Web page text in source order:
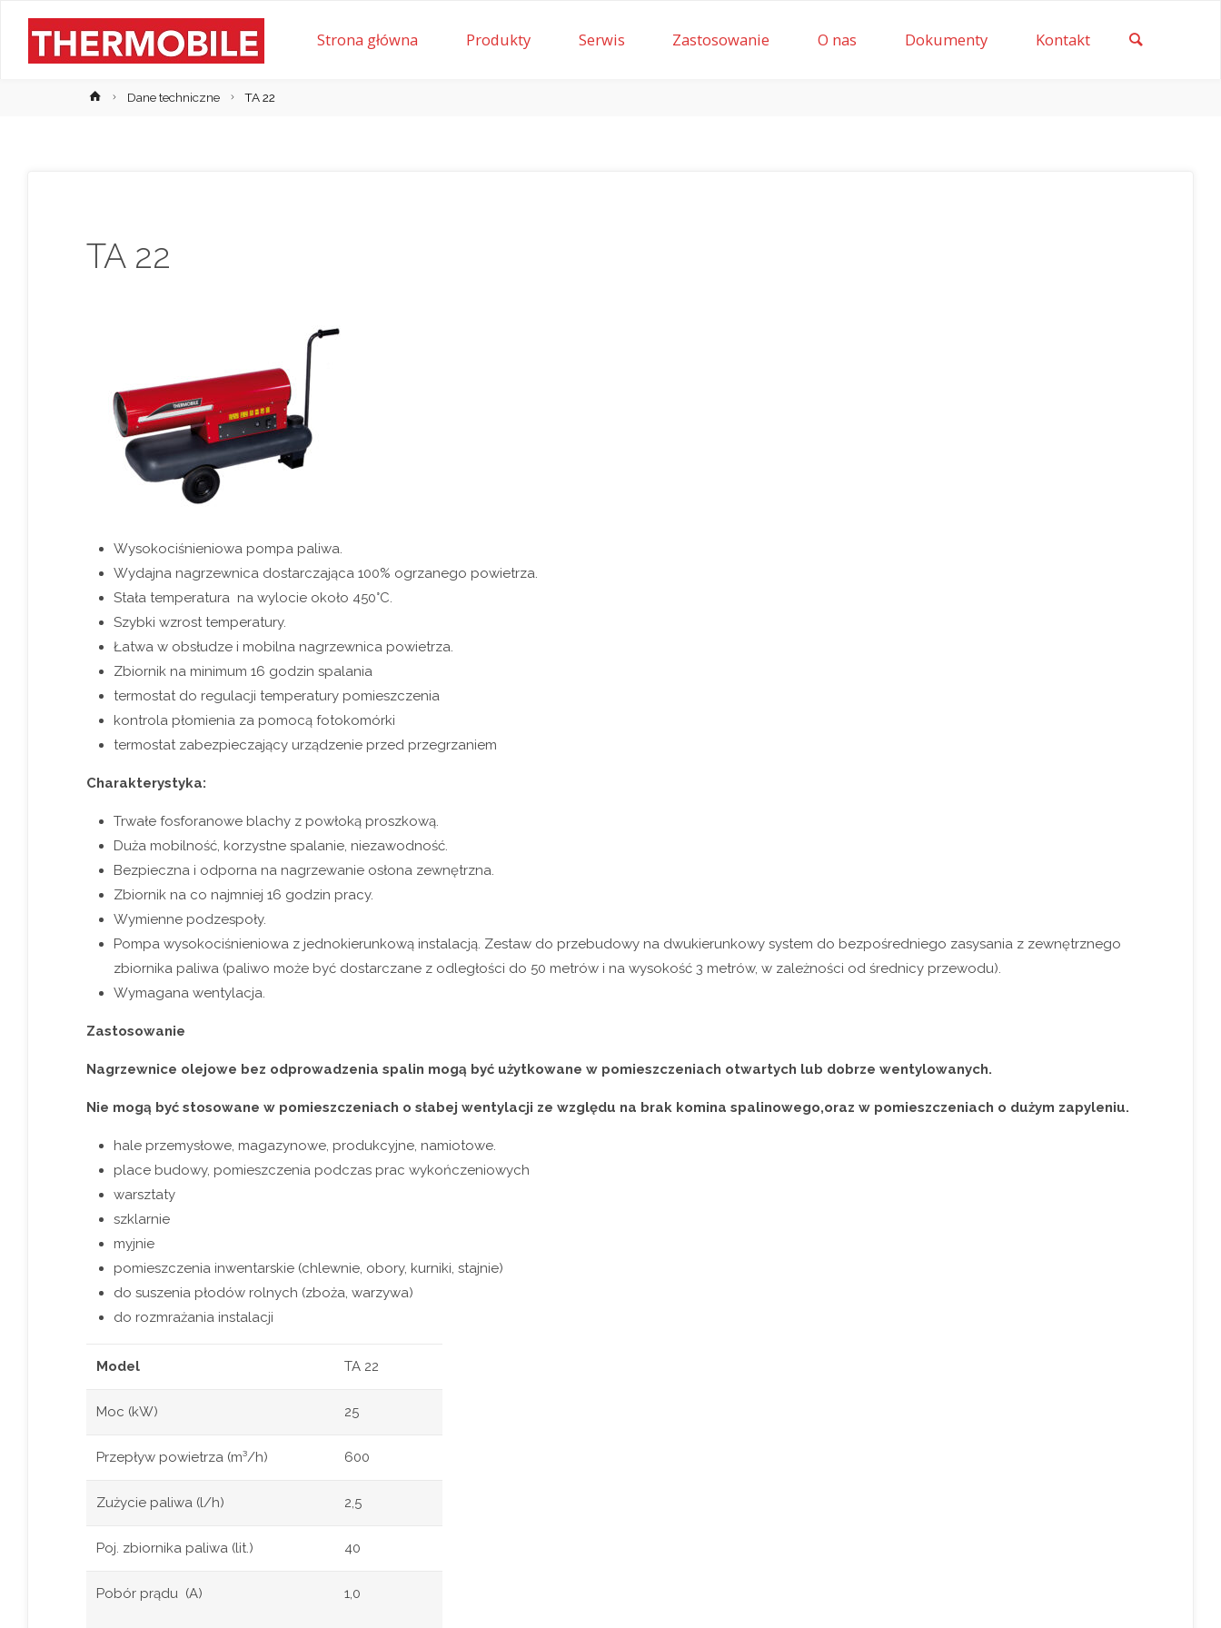
Thermobile
Strona główna Produkty Serwis Zastosowanie O nas Dokumenty Kontakt
StronaDane techniczne TA 22
TA 22
Wysokociśnieniowa pompa paliwa.
Wydajna nagrzewnica dostarczająca 100% ogrzanego powietrza.
Stała temperatura na wylocie około 450°C.
Szybki wzrost temperatury.
Łatwa w obsłudze i mobilna nagrzewnica powietrza.
Zbiornik na minimum 16 godzin spalania
termostat do regulacji temperatury pomieszczenia
kontrola płomienia za pomocą fotokomórki
termostat zabezpieczający urządzenie przed przegrzaniem
Charakterystyka:
Trwałe fosforanowe blachy z powłoką proszkową.
Duża mobilność, korzystne spalanie, niezawodność.
Bezpieczna i odporna na nagrzewanie osłona zewnętrzna.
Zbiornik na co najmniej 16 godzin pracy.
Wymienne podzespoły.
Pompa wysokociśnieniowa z jednokierunkową instalacją. Zestaw do przebudowy na dwukierunkowy system do bezpośredniego zasysania z zewnętrznego
zbiornika paliwa (paliwo może być dostarczane z odległości do 50 metrów i na wysokość 3 metrów, w zależności od średnicy przewodu).
Wymagana wentylacja.
Zastosowanie
Nagrzewnice olejowe bez odprowadzenia spalin mogą być użytkowane w pomieszczeniach otwartych lub dobrze wentylowanych.
Nie mogą być stosowane w pomieszczeniach o słabej wentylacji ze względu na brak komina spalinowego,oraz w pomieszczeniach o dużym zapyleniu.
hale przemysłowe, magazynowe, produkcyjne, namiotowe.
place budowy, pomieszczenia podczas prac wykończeniowych
warsztaty
szklarnie
myjnie
pomieszczenia inwentarskie (chlewnie, obory, kurniki, stajnie)
do suszenia płodów rolnych (zboża, warzywa)
do rozmrażania instalacji
Model TA 22
Moc (kW) 25
Przepływ powietrza (m³/h) 600
Zużycie paliwa (l/h) 2,5
Poj. zbiornika paliwa (lit.) 40
Pobór prądu (A) 1,0